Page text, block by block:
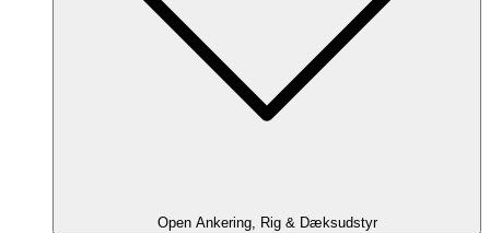
Open Ankering, Rig & Dæksudstyr